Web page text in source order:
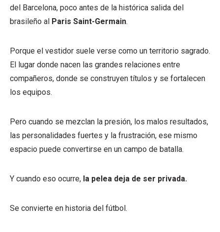
del Barcelona, poco antes de la histórica salida del
brasileño al Paris Saint-Germain.
Porque el vestidor suele verse como un territorio sagrado.
El lugar donde nacen las grandes relaciones entre
compañeros, donde se construyen títulos y se fortalecen
los equipos.
Pero cuando se mezclan la presión, los malos resultados,
las personalidades fuertes y la frustración, ese mismo
espacio puede convertirse en un campo de batalla.
Y cuando eso ocurre, la pelea deja de ser privada.
Se convierte en historia del fútbol.